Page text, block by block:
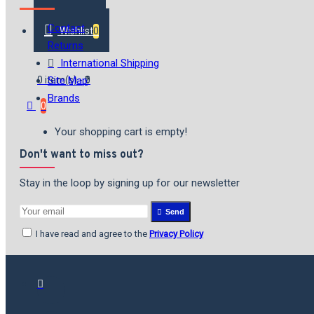
Wishlist0
0 item(s) - ₹0
0
Your shopping cart is empty!
Contact
Returns
International Shipping
Site Map
Brands
Don't want to miss out?
Stay in the loop by signing up for our newsletter
Send
I have read and agree to the Privacy Policy